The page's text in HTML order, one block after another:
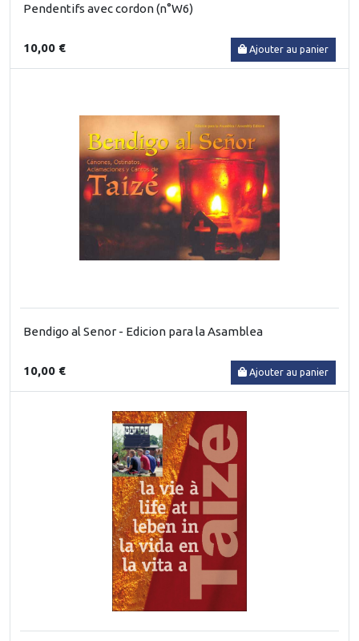
Pendentifs avec cordon (n°W6)
10,00 € Ajouter au panier
Bendigo al Senor - Edicion para la Asamblea
10,00 € Ajouter au panier